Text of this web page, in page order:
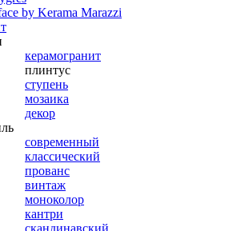
by Kerama Marazzi
керамогранит
плинтус
ступень
мозаика
декор
современный
классический
прованс
винтаж
моноколор
кантри
скандинавский